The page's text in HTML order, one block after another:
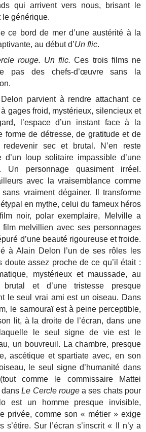
qui arrivent vers nous, brisant le
générique.
ce bord de mer d’une austérité à la
au début d’Un flic.
rouge. Un flic. Ces trois films ne
pas des chefs-d’œuvre sans la
parvient à rendre attachant ce
gages froid, mystérieux, silencieux et
l’espace d’un instant face à la
forme de détresse, de gratitude et de
sec et brutal. N’en reste
d’un loup solitaire impassible d’une
Un personnage quasiment irréel.
avec la vraisemblance comme
vraiment dégainer. Il transforme
en mythe, celui du fameux héros
noir, polar exemplaire, Melville a
melvillien avec ses personnages
d’une beauté rigoureuse et froide.
à Alain Delon l’un de ses rôles les
doute assez proche de ce qu’il était :
mystérieux et maussade, au
et d’une tristesse presque
le seul vrai ami est un oiseau. Dans
le samouraï est à peine perceptible,
lit, à la droite de l’écran, dans une
le seul signe de vie est le
un bouvreuil. La chambre, presque
ascétique et spartiate avec, en son
le seul signe d’humanité dans
comme le commissaire Mattei
dansLe Cercle rougea ses chats pour
est un homme presque invisible,
privée, comme son « métier » exige
s’étire. Sur l’écran s’inscrit « Il n’y a